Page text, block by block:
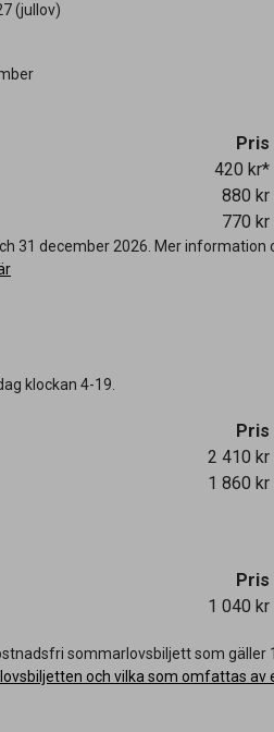
(jullov)
Pris
420 kr*
880 kr
770 kr
31 december 2026. Mer information
klockan 4-19.
Pris
2 410 kr
1 860 kr
Pris
1 040 kr
sommarlovsbiljett som gäller
och vilka som omfattas av